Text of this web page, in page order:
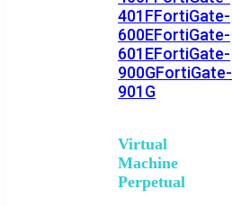
401FFortiGate-
600EFortiGate-
601EFortiGate-
900GFortiGate-
901G
Virtual
Machine
Perpetual